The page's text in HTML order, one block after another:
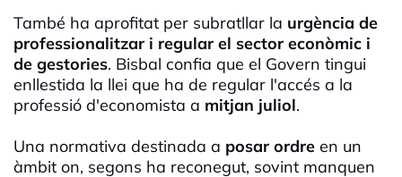
També ha aprofitat per subratllar la urgència de
professionalitzar i regular el sector econòmic i
de gestories. Bisbal confia que el Govern tingui
enllestida la llei que ha de regular l'accés a la
professió d'economista a mitjan juliol.
Una normativa destinada a posar ordre en un
àmbit on, segons ha reconegut, sovint manquen